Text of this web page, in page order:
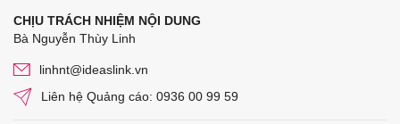
CHỊU TRÁCH NHIỆM NỘI DUNG
Bà Nguyễn Thùy Linh
linhnt@ideaslink.vn
Liên hệ Quảng cáo: 0936 00 99 59